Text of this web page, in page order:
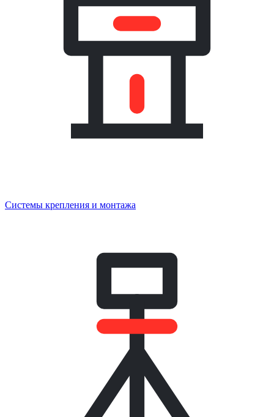
Системы крепления и монтажа